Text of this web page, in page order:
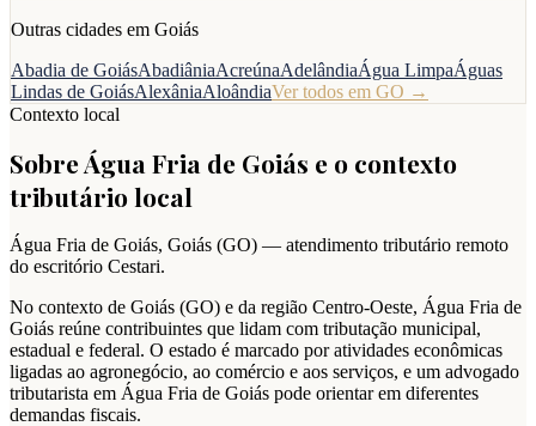
Outras cidades em Goiás
Abadia de GoiásAbadiâniaAcreúnaAdelândiaÁgua LimpaÁguas
Lindas de GoiásAlexâniaAloândiaVer todos em GO →
Contexto local
SobreÁgua Fria de Goiás e o contexto
tributário local
Água Fria de Goiás, Goiás (GO) — atendimento tributário remoto
do escritório Cestari.
No contexto de Goiás (GO) e da região Centro-Oeste, Água Fria de
Goiás reúne contribuintes que lidam com tributação municipal,
estadual e federal. O estado é marcado por atividades econômicas
ligadas ao agronegócio, ao comércio e aos serviços, e um advogado
tributarista em Água Fria de Goiás pode orientar em diferentes
demandas fiscais.